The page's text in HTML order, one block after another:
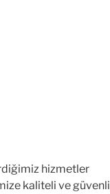
hizmetler
kaliteli ve güvenli